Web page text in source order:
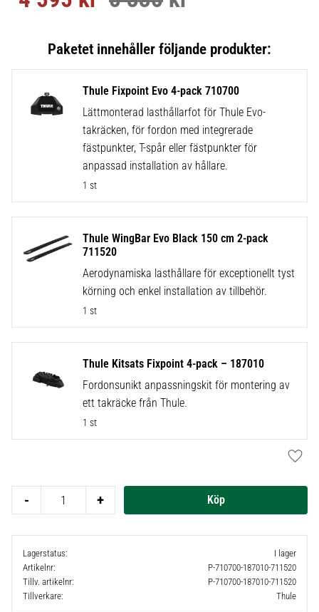
Thule Fixpoint Evo 4-pack 710700
Lättmonterad lasthållarfot för Thule Evo-
takräcken, för fordon med integrerade
fästpunkter, T-spår eller fästpunkter för
anpassad installation av hållare.
1 st
Thule WingBar Evo Black 150 cm 2-pack
711520
Aerodynamiska lasthållare för exceptionellt tyst
körning och enkel installation av tillbehör.
1 st
Thule Kitsats Fixpoint 4-pack – 187010
Fordonsunikt anpassningskit för montering av
ett takräcke från Thule.
1 st
+
-
Lagerstatus
I lager
Artikelnr
P-710700-187010-711520
Tillv. artikelnr
P-710700-187010-711520
Tillverkare
Thule